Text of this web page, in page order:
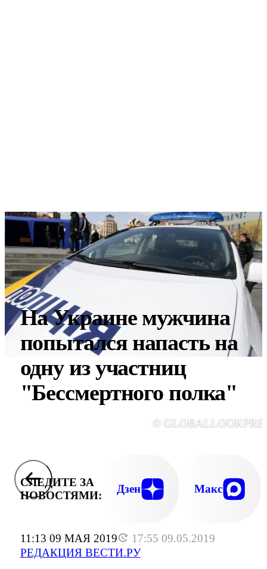
11:13 09 МАЯ 2019
17:55 09.05.2019
РЕДАКЦИЯ ВЕСТИ.РУ
На Украине мужчина
попытался напасть на
одну из участниц
"Бессмертного полка"
©
СЛЕДИТЕ ЗА
НОВОСТЯМИ:
Дзен Макс